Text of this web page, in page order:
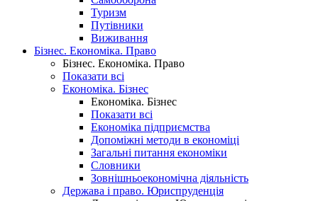
Туризм
Путівники
Виживання
Бізнес. Економіка. Право
Бізнес. Економіка. Право
Показати всі
Економіка. Бізнес
Економіка. Бізнес
Показати всі
Економіка підприємства
Допоміжні методи в економіці
Загальні питання економіки
Словники
Зовнішньоекономічна діяльність
Держава і право. Юриспруденція